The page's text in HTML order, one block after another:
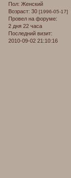
Пол: Женский
Возраст: 30 [1996-05-17]
Провел на форуме:
2 дня 22 часа
Последний визит:
2010-09-02 21:10:16